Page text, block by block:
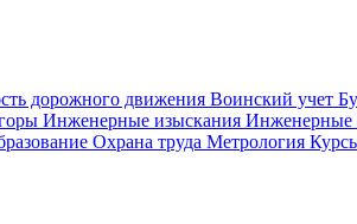
дорожного движения Воинский учет
Инженерные изыскания Инженерные
Охрана труда Метрология